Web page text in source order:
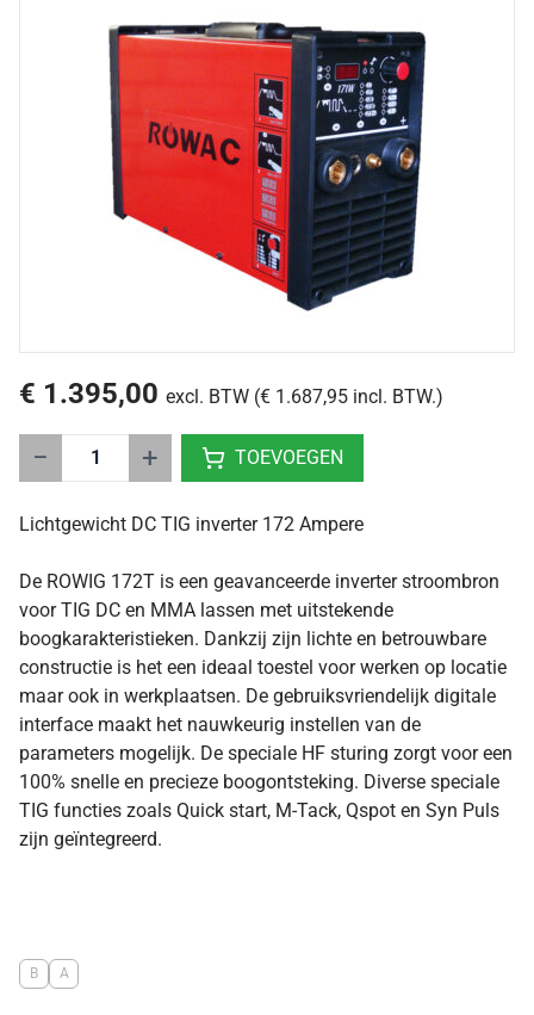
De ROWIG 172T is een geavanceerde inverter stroombron
voor TIG DC en MMA lassen met uitstekende
boogkarakteristieken. Dankzij zijn lichte en betrouwbare
constructie is het een ideaal toestel voor werken op locatie
maar ook in werkplaatsen. De gebruiksvriendelijk digitale
interface maakt het nauwkeurig instellen van de
parameters mogelijk. De speciale HF sturing zorgt voor een
100% snelle en precieze boogontsteking. Diverse speciale
TIG functies zoals Quick start, M-Tack, Qspot en Syn Puls
zijn geïntegreerd.
€ 1.395,00 excl. BTW (€ 1.687,95 incl. BTW.)
− + TOEVOEGEN
Lichtgewicht DC TIG inverter 172 Ampere
B A